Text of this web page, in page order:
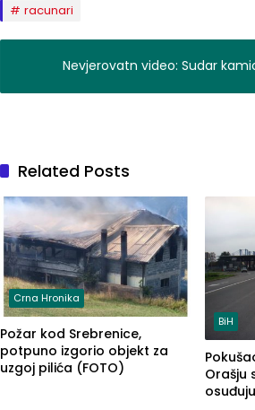
racunari
Nevjerovatn video: Sudar
Related Posts
Crna Hronika
Požar kod Srebrenice,
potpuno izgorio objekt za
uzgoj pilića (FOTO)
BiH
Orašju